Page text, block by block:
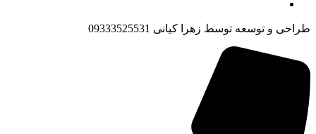
طراحی و توسعه توسط زهرا کیانی 09333525531